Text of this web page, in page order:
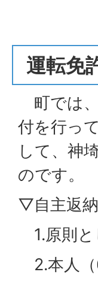
運転免
町では
付を行っ
して、神
のです。
▽自主返
1.原則と
2.本人